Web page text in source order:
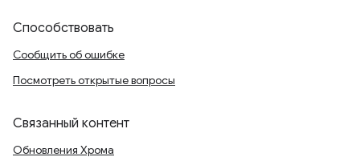
Способствовать
Сообщить об ошибке
Посмотреть открытые вопросы
Связанный контент
Обновления Хрома